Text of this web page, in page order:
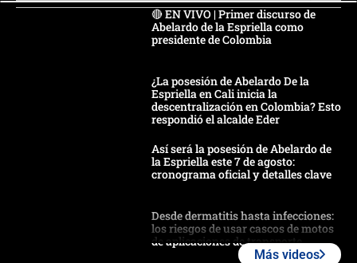
🔴 EN VIVO | Primer discurso de
Abelardo de la Espriella como
presidente de Colombia
¿La posesión de Abelardo De la
Espriella en Cali inicia la
descentralización en Colombia? Esto
respondió el alcalde Eder
Así será la posesión de Abelardo de
la Espriella este 7 de agosto:
cronograma oficial y detalles clave
Desde dermatitis hasta infecciones:
los riesgos de usar cascos de motos
de aplicaciones de transporte
Más videos